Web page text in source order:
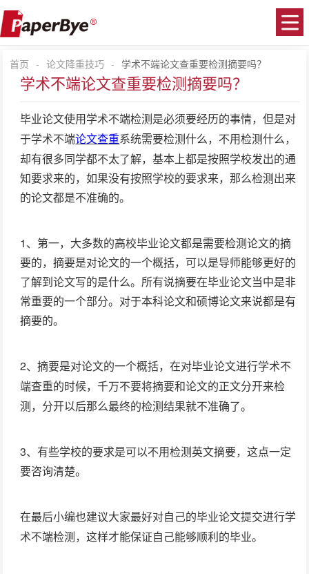
首页 - 论文降重技巧 - 学术不端论文查重要检测摘要吗？
学术不端论文查重要检测摘要吗？
毕业论文使用学术不端检测是必须要经历的事情，但是对
于学术不端论文查重系统需要检测什么，不用检测什么，
却有很多同学都不太了解，基本上都是按照学校发出的通
知要求来的，如果没有按照学校的要求来，那么检测出来
的论文都是不准确的。
1、第一，大多数的高校毕业论文都是需要检测论文的摘
要的，摘要是对论文的一个概括，可以是导师能够更好的
了解到论文写的是什么。所有说摘要在毕业论文当中是非
常重要的一个部分。对于本科论文和硕博论文来说都是有
摘要的。
2、摘要是对论文的一个概括，在对毕业论文进行学术不
端查重的时候，千万不要将摘要和论文的正文分开来检
测，分开以后那么最终的检测结果就不准确了。
3、有些学校的要求是可以不用检测英文摘要，这点一定
要咨询清楚。
在最后小编也建议大家最好对自己的毕业论文提交进行学
术不端检测，这样才能保证自己能够顺利的毕业。